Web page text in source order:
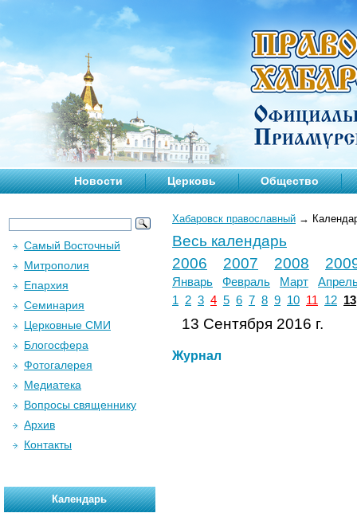
Новости Церковь Общество
Хабаровск православный →
Весь календарь
2006
2007 2008
Январь Февраль Март
1
2 3 4 5 6 7 8 9 10 11 12 13
13 Сентября 2016 г.
Журнал
Самый Восточный
Митрополия
Епархия
Семинария
Церковные СМИ
Блогосфера
Фотогалерея
Медиатека
Вопросы священнику
Архив
Контакты
Календарь